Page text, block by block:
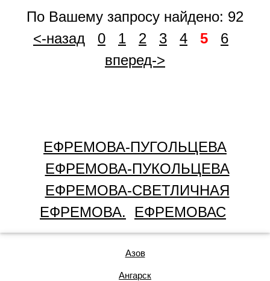
По Вашему запросу найдено: 92
<-назад
0 1 2 3 4 5
6
вперед->
ЕФРЕМОВА-ПУГОЛЬЦЕВА
ЕФРЕМОВА-ПУКОЛЬЦЕВА
ЕФРЕМОВА-СВЕТЛИЧНАЯ
ЕФРЕМОВА.
ЕФРЕМОВАС
Азов
Ангарск